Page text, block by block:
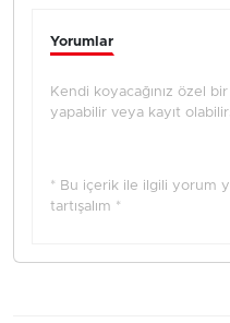
Yorumlar
Kendi koyacağınız özel
yapabilir veya kayıt
* Bu içerik ile ilgili yorum
tartışalım *